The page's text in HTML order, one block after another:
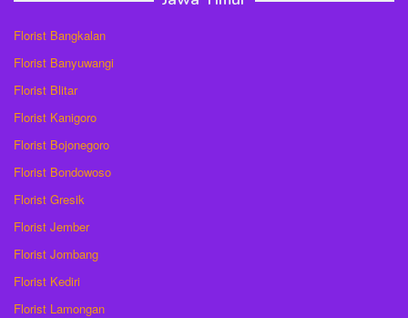
Florist Bangkalan
Florist Banyuwangi
Florist Blitar
Florist Kanigoro
Florist Bojonegoro
Florist Bondowoso
Florist Gresik
Florist Jember
Florist Jombang
Florist Kediri
Florist Lamongan